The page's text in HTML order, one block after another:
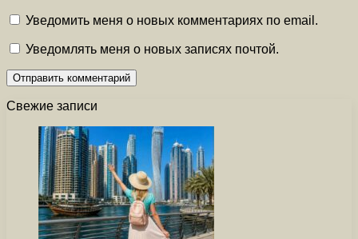
Уведомить меня о новых комментариях по email.
Уведомлять меня о новых записях почтой.
Свежие записи